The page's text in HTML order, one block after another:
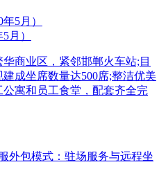
月）
商业区，紧邻邯郸火车站;目
成坐席数量达500席;整洁优美
寓和员工食堂，配套齐全完
外包模式：驻场服务与远程坐